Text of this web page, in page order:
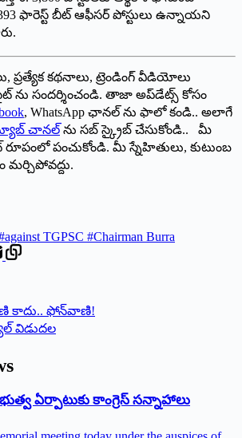
ఫారెస్ట్ ‌బీట్‌ ఆఫీసర్‌ ‌పోస్టులు ఉన్నాయని
ప్రత్యేక కథనాలు, ట్రెండింగ్ వీడియోలు
ను సందర్శించండి. తాజా అప్‌డేట్స్ కోసం
, WhatsApp ఛానల్ ను ఫాలో కండి.. అలాగే
చానల్ ను సబ్ స్క్రైబ్ చేసుకోండి.. మీ
పంచుకోండి. మీ స్నేహితులు, కుటుంబ
TGPSC #Chairman Burra
కాదు.. ఫోన్‌వాణి!
‌విడుదల
ఏర్పాటుకు కాంగ్రెస్‌ ‌సన్నాహాలు